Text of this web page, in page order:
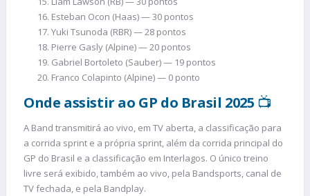
Esteban Ocon (Haas) — 30 pontos
Yuki Tsunoda (RBR) — 28 pontos
Pierre Gasly (Alpine) — 20 pontos
Gabriel Bortoleto (Sauber) — 19 pontos
Franco Colapinto (Alpine) — 0 ponto
Onde assistir ao GP do Brasil 2025 📺
A Band transmitirá ao vivo, em TV aberta, a classificação para
a corrida sprint e a própria sprint, além da corrida principal do
GP do Brasil e a classificação em Interlagos. O único treino
livre será exibido, também ao vivo, pela Bandsports, canal de
TV fechada, e pela Bandplay.